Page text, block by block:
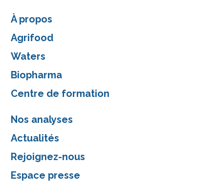
À propos
Agrifood
Waters
Biopharma
Centre de formation
Nos analyses
Actualités
Rejoignez-nous
Espace presse